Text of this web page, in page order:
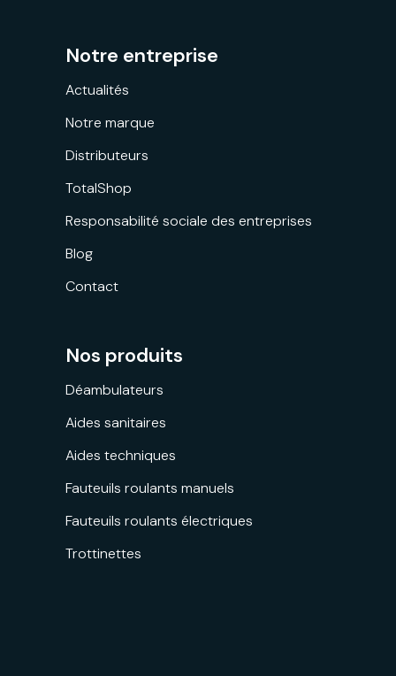
Notre entreprise
Actualités
Notre marque
Distributeurs
TotalShop
Responsabilité sociale des entreprises
Blog
Contact
Nos produits
Déambulateurs
Aides sanitaires
Aides techniques
Fauteuils roulants manuels
Fauteuils roulants électriques
Trottinettes